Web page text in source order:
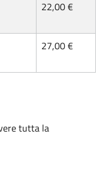
22,00 €
27,00 €
tutta la